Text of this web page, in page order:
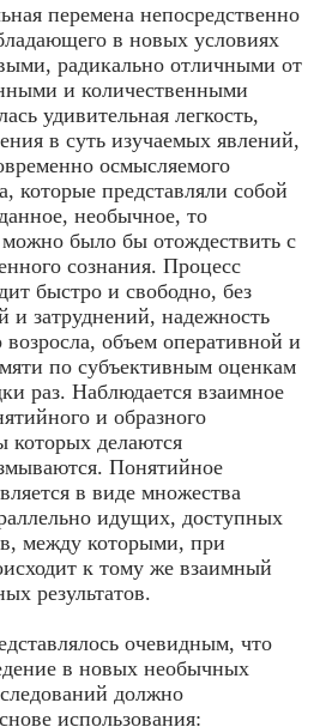
перемена непосредственно
в новых условиях
радикально отличными от
и количественными
удивительная легкость,
в суть изучаемых явлений,
осмысляемого
которые представляли собой
необычное, то
можно было бы отождествить с
сознания. Процесс
быстро и свободно, без
и затруднений, надежность
объем оперативной и
по субъективным оценкам
раз. Наблюдается взаимное
и образного
делаются
Понятийное
в виде множества
идущих, доступных
между которыми, при
к тому же взаимный
результатов.
очевидным, что
в новых необычных
должно
использования: